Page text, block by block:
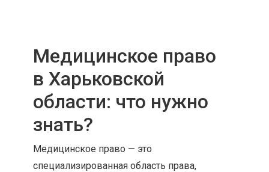
Медицинское право
в Харьковской
области: что нужно
знать?
Медицинское право — это
специализированная область права,